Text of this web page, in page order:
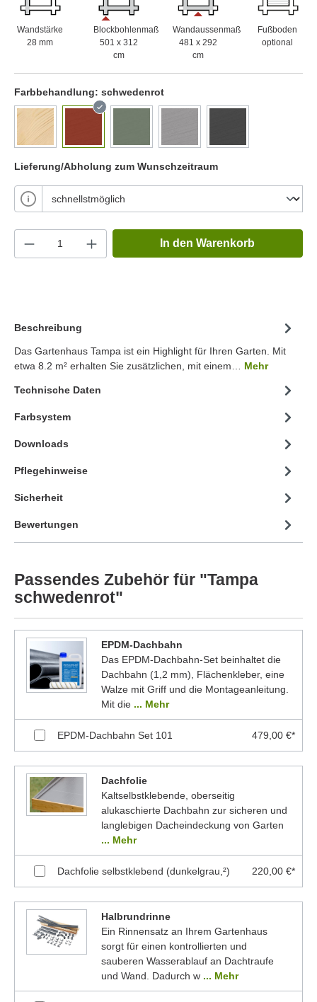
Wandstärke
28 mm
Blockbohlenmaß
501 x 312
cm
Wandaussenmaß
481 x 292
cm
Fußboden
optional
Farbbehandlung: schwedenrot
Lieferung/Abholung zum Wunschzeitraum
In den Warenkorb
Beschreibung
Das Gartenhaus Tampa ist ein Highlight für Ihren Garten. Mit
etwa 8.2 m² erhalten Sie zusätzlichen, mit einem… Mehr
Technische Daten
Farbsystem
Downloads
Pflegehinweise
Sicherheit
Bewertungen
Passendes Zubehör für "Tampa
schwedenrot"
EPDM-Dachbahn
Das EPDM-Dachbahn-Set beinhaltet die
Dachbahn (1,2 mm), Flächenkleber, eine
Walze mit Griff und die Montageanleitung.
Mit die ... Mehr
EPDM-Dachbahn Set 101 479,00 €*
Dachfolie
Kaltselbstklebende, oberseitig
alukaschierte Dachbahn zur sicheren und
langlebigen Dacheindeckung von Garten
... Mehr
Dachfolie selbstklebend (dunkelgrau,²) 220,00 €*
Halbrundrinne
Ein Rinnensatz an Ihrem Gartenhaus
sorgt für einen kontrollierten und
sauberen Wasserablauf an Dachtraufe
und Wand. Dadurch w ... Mehr